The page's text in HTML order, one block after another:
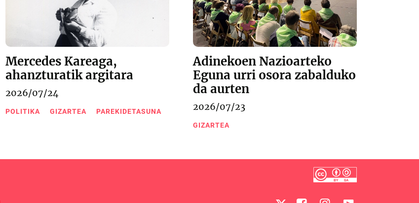
Mercedes Kareaga,
ahanzturatik argitara
2026/07/24
POLITIKA GIZARTEA PAREKIDETASUNA
Adinekoen Nazioarteko
Eguna urri osora zabalduko
da aurten
2026/07/23
GIZARTEA